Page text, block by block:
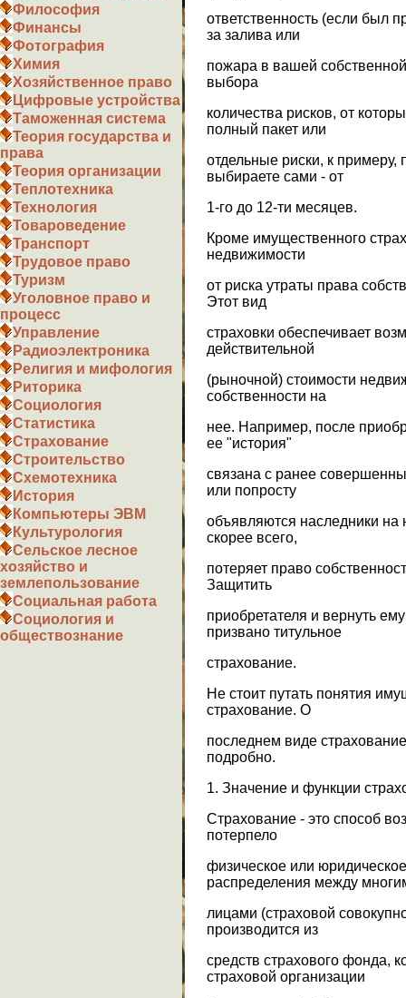
Философия
Финансы
Фотография
Химия
Хозяйственное право
Цифровые устройства
Таможенная система
Теория государства и
права
Теория организации
Теплотехника
Технология
Товароведение
Транспорт
Трудовое право
Туризм
Уголовное право и
процесс
Управление
Радиоэлектроника
Религия и мифология
Риторика
Социология
Статистика
Страхование
Строительство
Схемотехника
История
Компьютеры ЭВМ
Культурология
Сельское лесное
хозяйство и
землепользование
Социальная работа
Социология и
обществознание
ответственность (если был
за залива или
пожара в вашей
выбора
количества рисков, от
полный пакет или
отдельные риски, к
выбираете сами - от
1-го до 12-ти месяцев.
Кроме имущественного
недвижимости
от риска утраты права
Этот вид
страховки обеспечивает
действительной
(рыночной) стоимости
собственности на
нее. Например, после
ее "история"
связана с ранее
или попросту
объявляются наследники на
скорее всего,
потеряет право
Защитить
приобретателя и вернуть
призвано титульное
страхование.
Не стоит путать понятия
страхование. О
последнем виде
подробно.
1. Значение и функции
Страхование - это способ
потерпело
физическое или
распределения между
лицами (страховой
производится из
средств страхового фонда,
страховой организации